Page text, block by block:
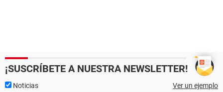
¡SUSCRÍBETE A NUESTRA NEWSLETTER!
Noticias Ver un ejemplo